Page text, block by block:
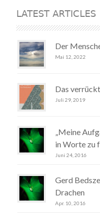
LATEST ARTICLES
Der
Mai 12, 2022
Das
Juli 29, 2019
„Meine
in Worte zu
Juni 24, 2016
Gerd
Drachen
Apr. 10, 2016